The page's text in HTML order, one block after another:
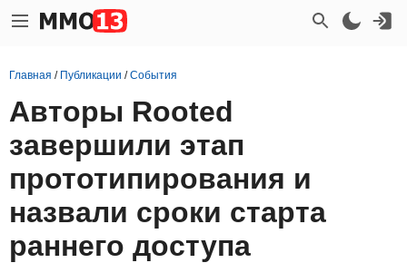
Главная / Публикации /События
Авторы Rooted
завершили этап
прототипирования и
назвали сроки старта
раннего доступа